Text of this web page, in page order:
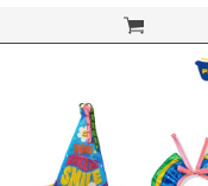
立即購買